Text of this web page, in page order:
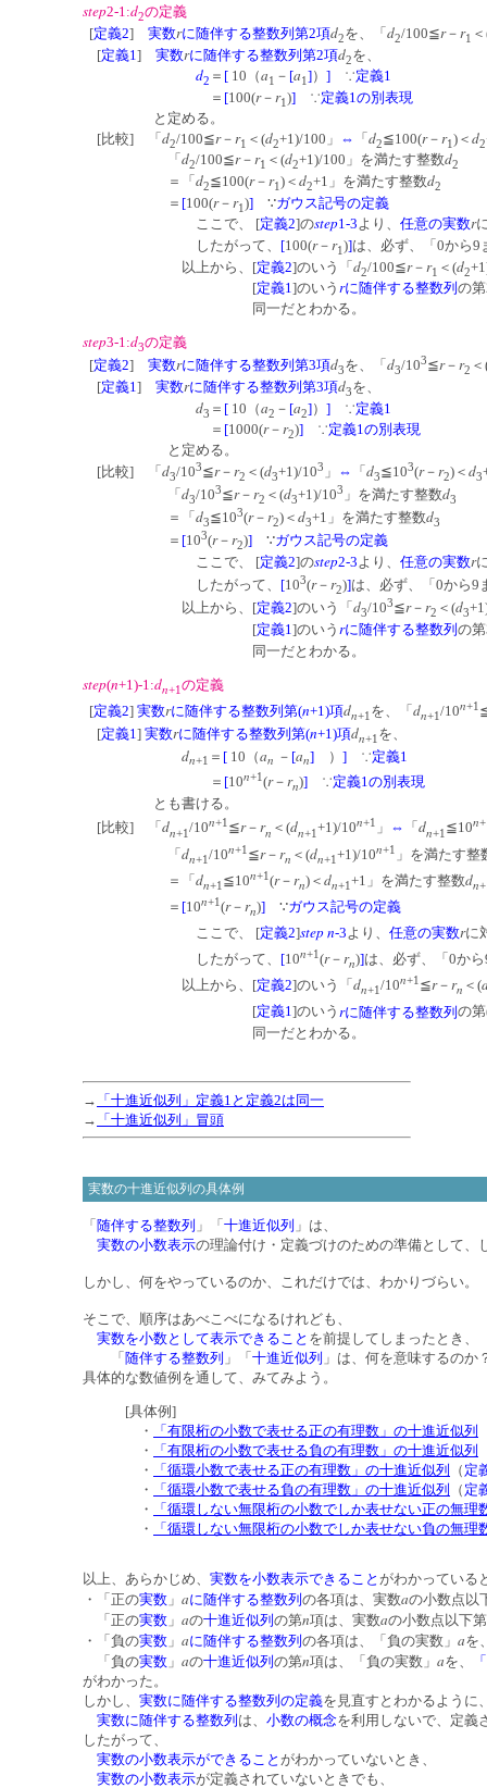
step2-1:d2の定義
[定義2] 実数rに随伴する整数列第2項d2を、「 d2/100≦r－ r1
[定義1 ] 実数rに随伴する整数列第2項d2を、
d2 ＝ [ 10（a1 － [a1]） ] ∵定義1
＝ [100(r－ r1)] ∵定義1の別表現
と定める。
[比較] 「d2/100≦r－ r1 ＜(d2+1)/100」 ⇔ 「d2≦100(r－ r1)＜ d2
「 d2/100≦r－ r1 ＜(d2+1)/100」を満たす整数d2
＝「 d2≦100(r－ r1)＜ d2+1」を満たす整数d2
＝ [100(r－ r1)] ∵ガウス記号の定義
ここで、 [定義2]のstep1-3より、 任意の実数r
したがって、 [100(r－ r1)]は、必ず、「0から9
以上から、[定義2]のいう「d2/100≦r－ r1 ＜(d2
[定義1]のいう rに随伴する整数列 の
同一だとわかる。
step3-1:d3の定義
[定義2] 実数rに随伴する整数列第3項d3を、「 d3/103≦r－ r2
[定義1] 実数rに随伴する整数列第3項d3を、
d3 ＝ [ 10（a2 － [a2]） ] ∵定義1
＝ [1000(r－ r2)] ∵定義1の別表現
と定める。
[比較] 「 d3/103≦r－ r2 ＜(d3+1)/103 」 ⇔ 「 d3≦103(r－ r2)＜ d3
「 d3/103≦r－ r2 ＜(d3+1)/103 」を満たす整数d3
＝「 d3≦103(r－ r2)＜ d3+1」を満たす整数d3
＝ [103(r－ r2)] ∵ガウス記号の定義
ここで、 [定義2]のstep2-3より、 任意の実数r
したがって、 [103(r－ r2)]は、必ず、「0から9
以上から、[定義2]のいう「 d3/103≦r－ r2 ＜(d3
[定義1]のいう rに随伴する整数列 の
同一だとわかる。
step(n+1)-1:dn+1の定義
[定義2] 実数rに随伴する整数列第(n+1)項dn+1 を、「 dn+1/10n+1
[定義1] 実数rに随伴する整数列第(n+1)項dn+1 を、
dn+1 ＝ [ 10（an － [an] ） ] ∵定義1
＝ [10n+1 (r－ rn)] ∵定義1の別表現
とも書ける。
[比較] 「 dn+1/10n+1≦r－ rn ＜(dn+1+1)/10n+1 」 ⇔ 「 dn+1 ≦10n
「 dn+1/10n+1 ≦r－ rn ＜(dn+1+1)/10n+1 」を満たす整
＝「 dn+1 ≦10n+1(r－ rn)＜ dn+1+1」を満たす整数dn
＝ [10n+1(r－ rn)] ∵ガウス記号の定義
ここで、 [定義2]stepn-3より、 任意の実数rに
したがって、 [10n+1(r－ rn)]は、必ず、「0か
以上から、[定義2]のいう「 dn+1/10n+1 ≦r－ rn ＜(
[定義1]のいう rに随伴する整数列の
同一だとわかる。
→ 「十進近似列」定義1と定義2は同一
→ 「十進近似列 」冒頭
実数の十進近似列の具体例
「 随伴する整数列 」「 十進近似列 」は、
実数の小数表示の理論付け・定義づけのための準備として、
しかし、何をやっているのか、これだけでは、わかりづらい。
そこで、順序はあべこべになるけれども、
実数を小数として表示できること を前提してしまったとき、
「 随伴する整数列 」「 十進近似列 」は、何を意味するのか
具体的な数値例を通して、みてみよう。
[具体例]
・
「有限桁の小数で表せる正の有理数」の十進近似列
・
「有限桁の小数で表せる負の有理数」の十進近似列
・
「循環小数で表せる正の有理数」の十進近似列 （ 定
・
「循環小数で表せる負の有理数」の十進近似列 （ 定
・
「循環しない無限桁の小数でしか表せない正の無理
・
「循環しない無限桁の小数でしか表せない負の無理
以上、あらかじめ、 実数を小数表示できること がわかっている
・「正の実数 」 aに随伴する整数列 の各項は、実数aの小数点以
「正の実数 」 aの十進近似列 の第n項は、実数aの小数点以下第
・「負の実数 」 aに随伴する整数列 の各項は、「負の実数」 aを
「負の実数 」 aの十進近似列 の第n項は、「負の実数」 aを、
「
がわかった。
しかし、 実数に随伴する整数列の定義を見直すとわかるように
実数に随伴する整数列 は、 小数の概念を利用しないで、定義
したがって、
実数の小数表示ができること がわかっていないとき、
実数の小数表示が定義されていないときでも、